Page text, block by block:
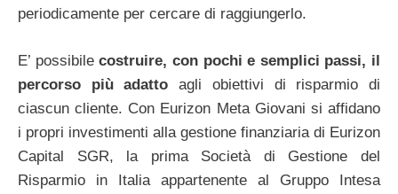
periodicamente per cercare di raggiungerlo.
E’ possibilecostruire, con pochi e semplici passi, il
percorso più adattoagli obiettivi di risparmio di
ciascun cliente. Con Eurizon Meta Giovani si affidano
i propri investimenti alla gestione finanziaria di Eurizon
Capital SGR, la prima Società di Gestione del
Risparmio in Italia appartenente al Gruppo Intesa